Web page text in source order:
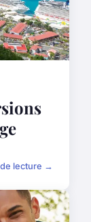
de lecture →